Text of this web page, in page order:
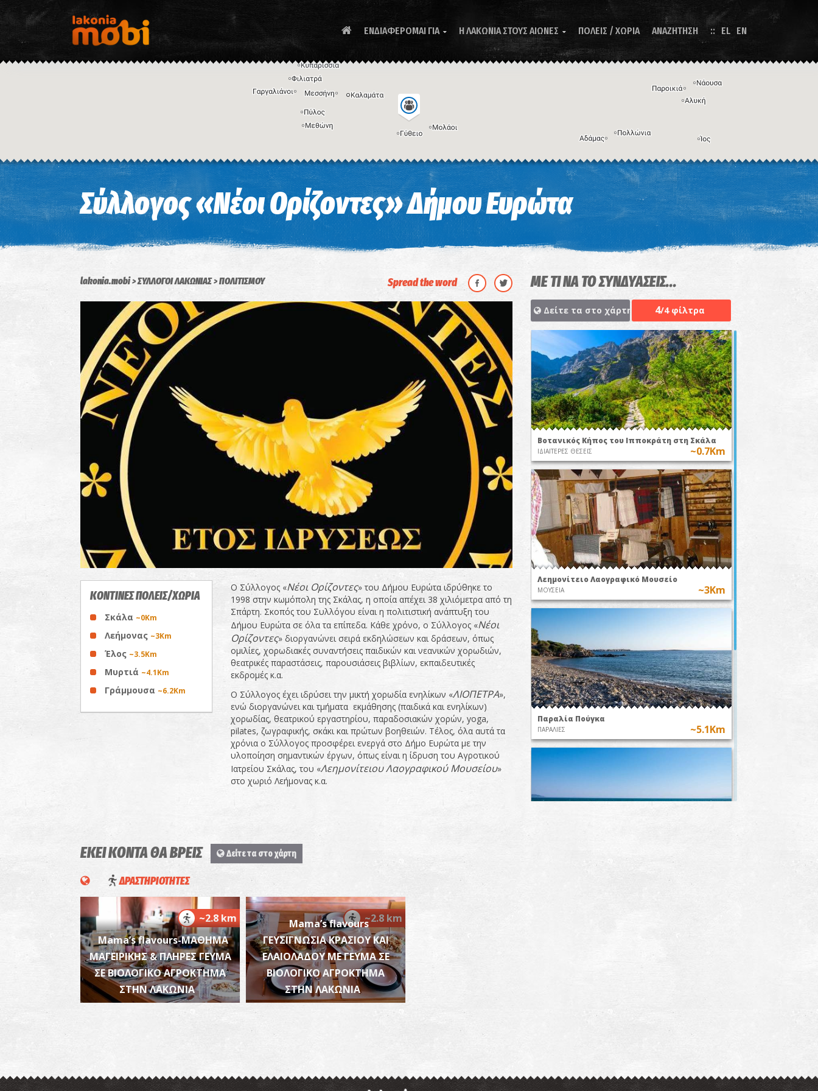
ΕΝΔΙΑΦΕΡΟΜΑΙ ΓΙΑ  Η ΛΑΚΩΝΙΑ ΣΤΟΥΣ ΑΙΩΝΕΣ  ΠΟΛΕΙΣ / ΧΩΡΙΑ ΑΝΑΖΗΤΗΣΗ EL EN
Συντομεύσεις πληκτρολογίου Η εικόνα ενδέχεται να υπόκειται σε πνευματικά δικαιώματα Όροι
Σύλλογος «Νέοι Ορίζοντες» Δήμου Ευρώτα
lakonia.mobi ΣΥΛΛΟΓΟΙ ΛΑΚΩΝΙΑΣ ΠΟΛΙΤΙΣΜΟΥ Spread the word
ΚΟΝΤΙΝΕΣ ΠΟΛΕΙΣ/ΧΩΡΙΑ
Σκάλα ~0Km
Λεήμονας ~3Km
Έλος ~3.5Km
Μυρτιά ~4.1Km
Γράμμουσα ~6.2Km
Ο Σύλλογος «Νέοι Ορίζοντες» του Δήμου Ευρώτα ιδρύθηκε το
1998 στην κωμόπολη της Σκάλας, η οποία απέχει 38 χιλιόμετρα από τη
Σπάρτη. Σκοπός του Συλλόγου είναι η πολιτιστική ανάπτυξη του
Δήμου Ευρώτα σε όλα τα επίπεδα. Κάθε χρόνο, ο Σύλλογος «Νέοι
Ορίζοντες» διοργανώνει σειρά εκδηλώσεων και δράσεων, όπως
ομιλίες, χορωδιακές συναντήσεις παιδικών και νεανικών χορωδιών,
θεατρικές παραστάσεις, παρουσιάσεις βιβλίων, εκπαιδευτικές
εκδρομές κ.α.
Ο Σύλλογος έχει ιδρύσει την μικτή χορωδία ενηλίκων «ΛΙΟΠΕΤΡΑ»,
ενώ διοργανώνει και τμήματα εκμάθησης (παιδικά και ενηλίκων)
χορωδίας, θεατρικού εργαστηρίου, παραδοσιακών χορών, yoga,
pilates, ζωγραφικής, σκάκι και πρώτων βοηθειών. Τέλος, όλα αυτά τα
χρόνια ο Σύλλογος προσφέρει ενεργά στο Δήμο Ευρώτα με την
υλοποίηση σημαντικών έργων, όπως είναι η ίδρυση του Αγροτικού
Ιατρείου Σκάλας, του «Λεημονίτειου Λαογραφικού Μουσείου»
στο χωριό Λεήμονας κ.α.
ΜΕ ΤΙ ΝΑ ΤΟ ΣΥΝΔΥΑΣΕΙΣ...
Δείτε τα στο χάρτη 4/4 φίλτρα
Βοτανικός Κήπος του Ιπποκράτη στη Σκάλα
ΙΔΙΑΙΤΕΡΕΣ ΘΕΣΕΙΣ ~0.7Km
Λεημονίτειο Λαογραφικό Μουσείο
ΜΟΥΣΕΙΑ ~3Km
Παραλία Πούγκα
ΠΑΡΑΛΙΕΣ ~5.1Km
Παραλία Κυανή Ακτή Έλους
ΕΚΕΙ ΚΟΝΤΑ ΘΑ ΒΡΕΙΣ Δείτε τα στο χάρτη
ΔΡΑΣΤΗΡΙΟΤΗΤΕΣ
~2.8 km
Mama’s flavours-ΜΑΘΗΜΑ
ΜΑΓΕΙΡΙΚΗΣ & ΠΛΗΡΕΣ ΓΕΥΜΑ
ΣΕ ΒΙΟΛΟΓΙΚΟ ΑΓΡΟΚΤΗΜΑ
ΣΤΗΝ ΛΑΚΩΝΙΑ
~2.8 km
Mama’s flavours
ΓΕΥΣΙΓΝΩΣΙΑ ΚΡΑΣΙΟΥ ΚΑΙ
ΕΛΑΙΟΛΑΔΟΥ ΜΕ ΓΕΥΜΑ ΣΕ
ΒΙΟΛΟΓΙΚΟ ΑΓΡΟΚΤΗΜΑ
ΣΤΗΝ ΛΑΚΩΝΙΑ